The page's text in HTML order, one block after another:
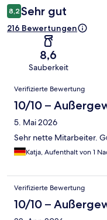
8,2 Sehr gut
216 Bewertungen
8,6
Sauberkeit
Bewertungen
Verifizierte Bewertung
10/10 –
5. Mai 2026
Sehr nette Mitarbeiter.
Katja, Aufenthalt von 1
Verifizierte Bewertung
10/10 –